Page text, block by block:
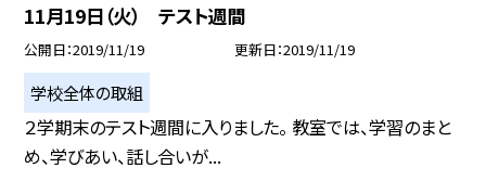
11月19日（火） テスト週間
公開日 2019/11/19 更新日 2019/11/19
学校全体の取組
２学期末のテスト週間に入りました。 教室では、学習のまと
め、学びあい、話し合いが...